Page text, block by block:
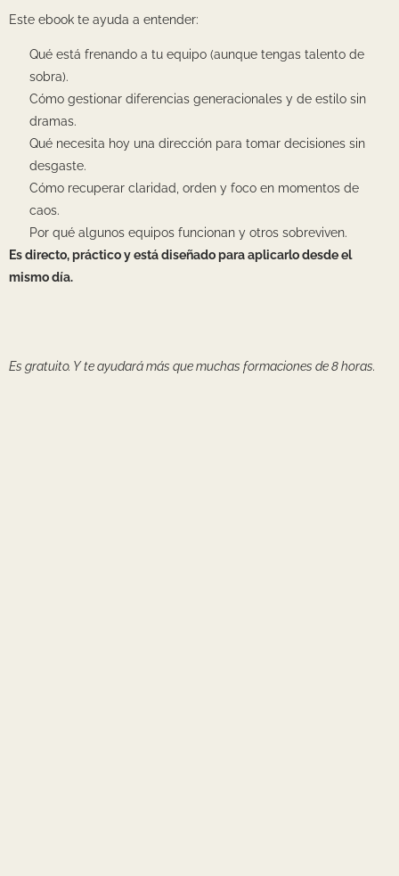
Este ebook te ayuda a entender:
Qué está frenando a tu equipo (aunque tengas talento de
sobra).
Cómo gestionar diferencias generacionales y de estilo sin
dramas.
Qué necesita hoy una dirección para tomar decisiones sin
desgaste.
Cómo recuperar claridad, orden y foco en momentos de
caos.
Por qué algunos equipos funcionan y otros sobreviven.
Es directo, práctico y está diseñado para aplicarlo desde el
mismo día.
Es gratuito. Y te ayudará más que muchas formaciones de 8 horas.